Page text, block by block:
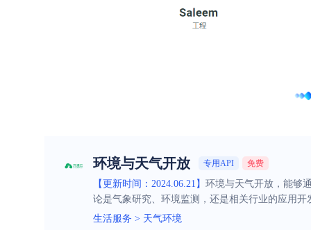
环境与天气开放 专用API 免费
【更新时间：2024.06.21】 环境与天气开放，能够
论是气象研究、环境监测，还是相关行业的应用
生活服务 > 天气环境